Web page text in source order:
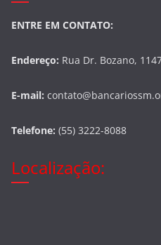
ENTRE EM CONTATO:
Endereço: Rua Dr. Bozano,
E-mail:
Telefone: (55) 3222-8088
Localização: